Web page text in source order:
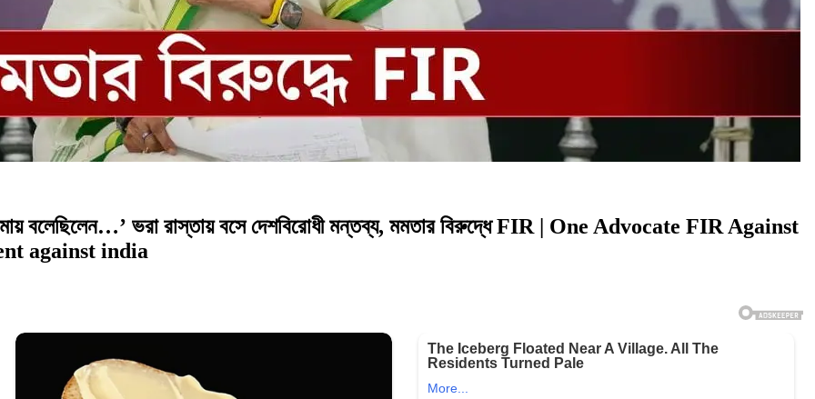
বলেছিলেন…’ ভরা রাস্তায় বসে দেশবিরোধী মন্তব্য, মমতার বিরুদ্ধে FIR | One Advocate FIR Against
against india